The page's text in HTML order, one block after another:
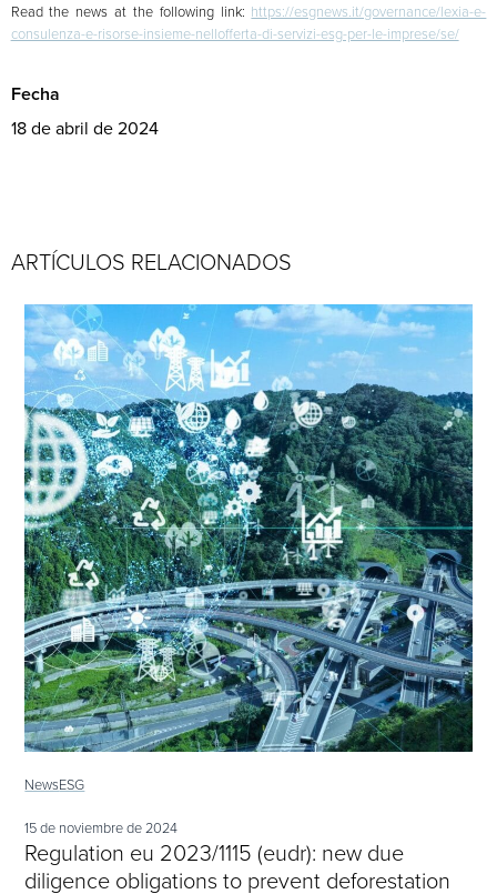
Read the news at the following link: https://esgnews.it/governance/lexia-e-
consulenza-e-risorse-insieme-nellofferta-di-servizi-esg-per-le-imprese/se/
Fecha
18 de abril de 2024
ARTÍCULOS RELACIONADOS
NewsESG
15 de noviembre de 2024
Regulation eu 2023/1115 (eudr): new due
diligence obligations to prevent deforestation